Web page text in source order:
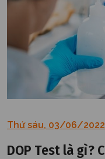
Thứ sáu, 03/06/2022
DOP Test là gì?